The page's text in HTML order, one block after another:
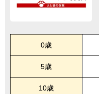
0歳
5歳
10歳